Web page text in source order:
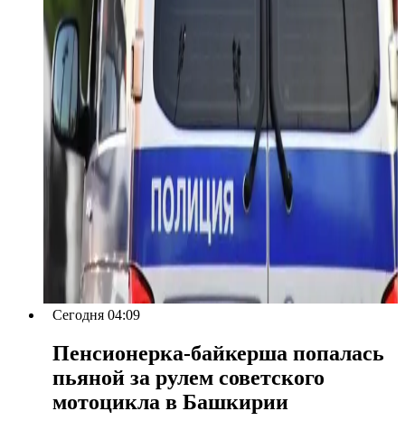
Сегодня 04:09
Пенсионерка-байкерша попалась
пьяной за рулем советского
мотоцикла в Башкирии